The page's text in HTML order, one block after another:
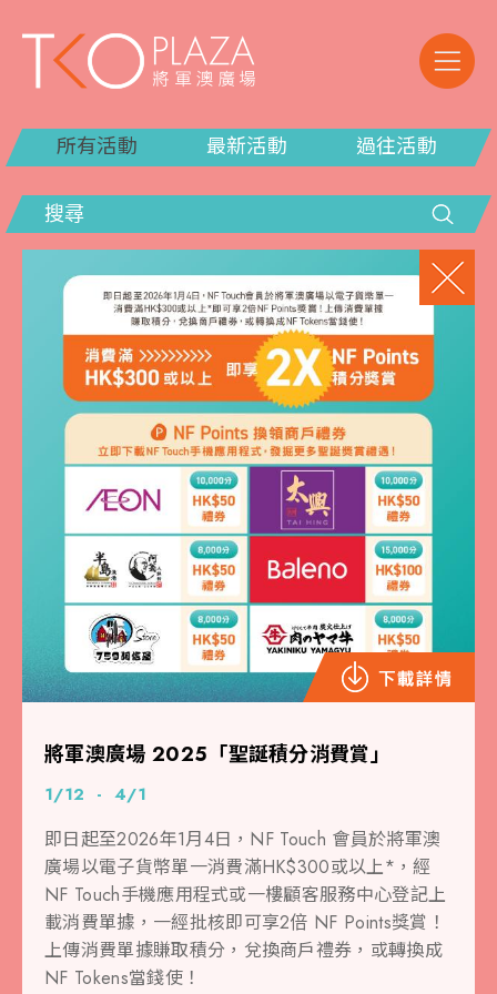
所有活動 最新活動 過往活動
將軍澳廣場 2025「聖誕積分消費賞」
1/12 - 4/1
即日起至2026年1月4日，NF Touch 會員於將軍澳
廣場以電子貨幣單一消費滿HK$300或以上*，經
NF Touch手機應用程式或一樓顧客服務中心登記上
載消費單據，一經批核即可享2倍 NF Points獎賞！
上傳消費單據賺取積分，兌換商戶禮券，或轉換成
NF Tokens當錢使！